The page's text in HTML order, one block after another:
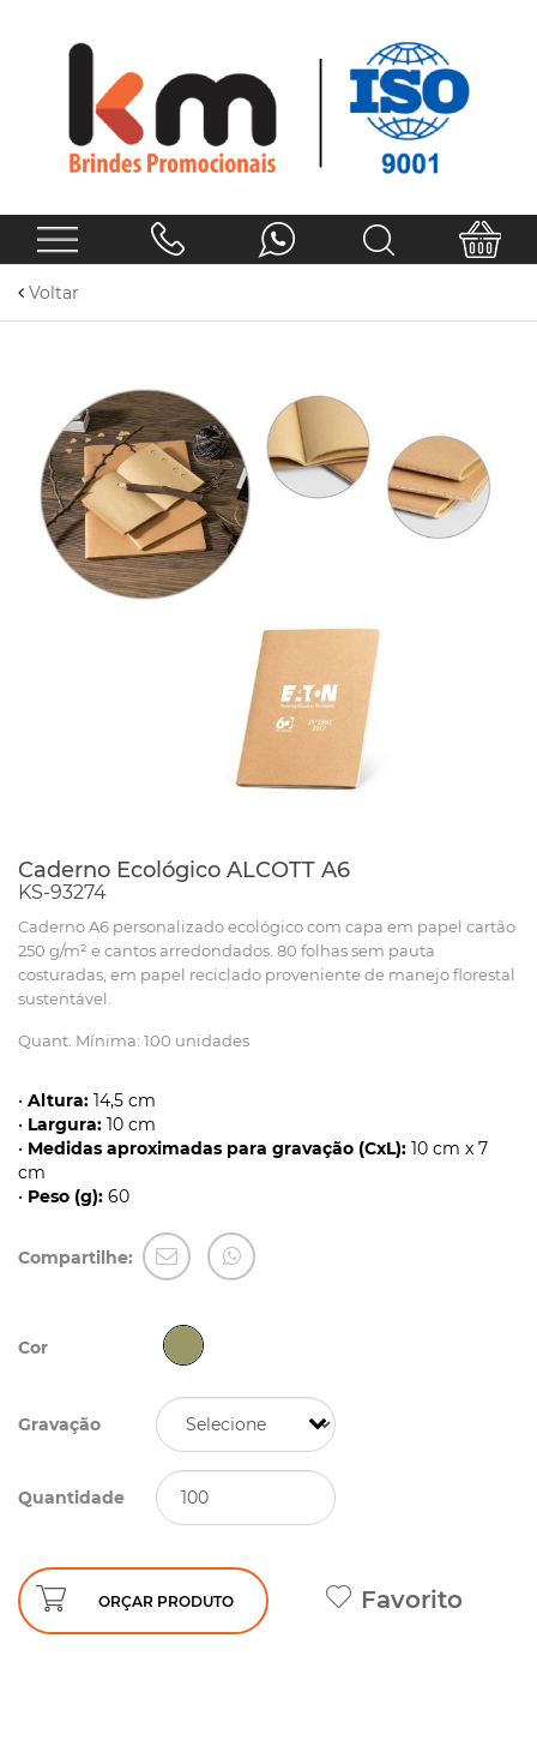
Voltar
Caderno Ecológico ALCOTT A6
KS-93274
Caderno A6 personalizado ecológico com capa em papel cartão
250 g/m² e cantos arredondados. 80 folhas sem pauta
costuradas, em papel reciclado proveniente de manejo florestal
sustentável.
Quant. Mínima: 100 unidades
• Altura: 14,5 cm
• Largura: 10 cm
• Medidas aproximadas para gravação (CxL): 10 cm x 7
cm
• Peso (g): 60
Compartilhe:
Cor
Gravação
Quantidade
ORÇAR PRODUTO Favorito